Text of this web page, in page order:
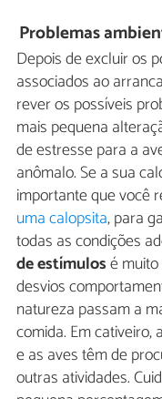
Problemas
Depois de excluir os
associados ao
rever os possíveis
mais pequena
de estresse para a
anômalo. Se a sua
importante que você
uma calopsita, para
todas as condições
de estímulosé
desvios
natureza passam a
comida. Em
e as aves têm de
outras atividades.